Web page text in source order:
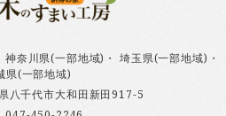
神奈川県(一部地域) ・ 埼玉県(一部地域) ・
県(一部地域)
八千代市大和田新田917-5